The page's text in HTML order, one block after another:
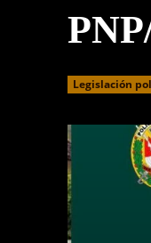
Legislación